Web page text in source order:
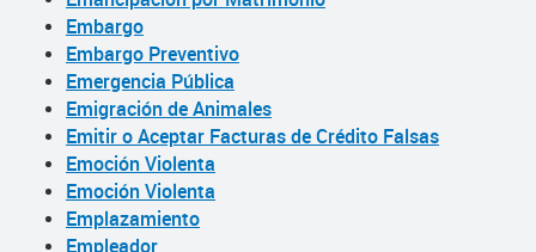
Embargo
Embargo Preventivo
Emergencia Pública
Emigración de Animales
Emitir o Aceptar Facturas de Crédito Falsas
Emoción Violenta
Emoción Violenta
Emplazamiento
Empleador